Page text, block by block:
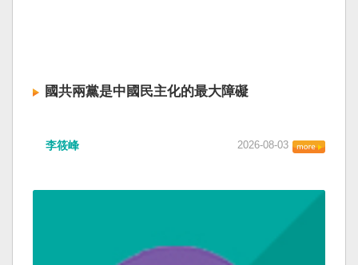
國共兩黨是中國民主化的最大障礙
李筱峰 2026-08-03